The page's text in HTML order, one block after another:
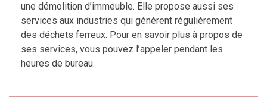
une démolition d’immeuble. Elle propose aussi ses
services aux industries qui génèrent régulièrement
des déchets ferreux. Pour en savoir plus à propos de
ses services, vous pouvez l’appeler pendant les
heures de bureau.